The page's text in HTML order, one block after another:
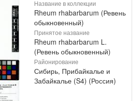
Название в коллекции
Rheum rhabarbarum (Ревень
обыкновенный)
Принятое название
Rheum rhabarbarum L.
(Ревень обыкновенный)
Районирование
Сибирь, Прибайкалье и
Забайкалье (S4) (Россия)